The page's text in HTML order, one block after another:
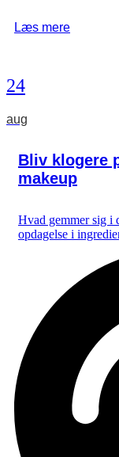
Læs mere
24
aug
Bliv klogere
makeup
Hvad gemmer sig i
opdagelse i